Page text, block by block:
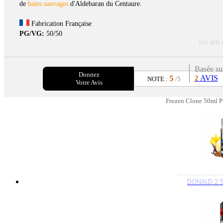
de baies sauvagesd'Aldebaran du Centaure.
Fabrication Française
PG/VG: 50/50
LES AVIS
Donnez
Votre Avis
NOTE : 5 /5
Basée
2 AVIS
Frozen Clone 50ml
DONALD 2